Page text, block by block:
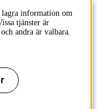
lagra information om
tjänster är
andra är valbara.